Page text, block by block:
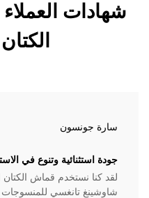
شهادات
سارة جونسون
جودة استثنائية وتنوع في
لقد كنا نستخدم قماش
شاوشينغ تانغسي للمنسوجات